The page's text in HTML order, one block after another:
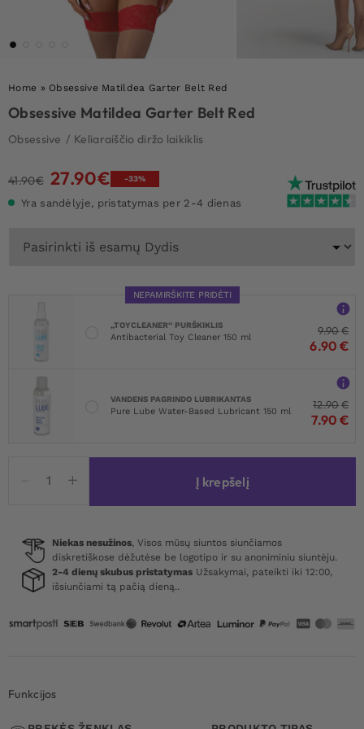
Home » Obsessive Matildea Garter Belt Red
Obsessive Matildea Garter Belt Red
Obsessive / Keliaraiščio diržo laikiklis
41.90€ Original
was:
27.90€Current
-33%
Yra sandėlyje, pristatymas per 2-4 dienas
NEPAMIRŠKITE PRIDĖTI
„TOYCLEANER“ PURŠKIKLIS
Antibacterial Toy Cleaner 150 ml
9.90€
6.90 €
VANDENS PAGRINDO LUBRIKANTAS
Pure Lube Water-Based Lubricant 150 ml
12.90€
7.90 €
kiekis:
Obsessive
Garter
Belt
Red
Į krepšelį
Niekas nesužinos, Visos mūsų siuntos siunčiamos
diskretiškose dėžutėse be logotipo ir su anoniminiu siuntėju.
2-4 dienų skubus pristatymas Užsakymai, pateikti iki 12:00,
išsiunčiami tą pačią dieną..
Funkcijos